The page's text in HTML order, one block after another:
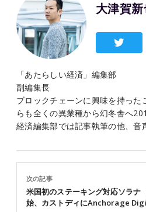
大津賀
「あたらしい経済」編集部
副編集長
ブロックチェーンに興味を持った
らも全くの異業種から幻冬舎へ
経済編集部では記事執筆の他、音
次の記事
米国初のステーキング対応ソラナ
始、カストディにAnchorage